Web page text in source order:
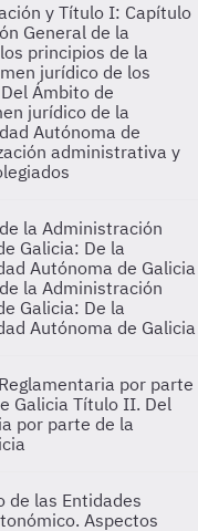
y Título I: Capítulo
General de la
principios de la
jurídico de los
Ámbito de
jurídico de la
Autónoma de
administrativa y
la Administración
Galicia: De la
Autónoma de Galicia
la Administración
Galicia: De la
Autónoma de Galicia
por parte
Galicia Título II. Del
por parte de la
de las Entidades
Aspectos